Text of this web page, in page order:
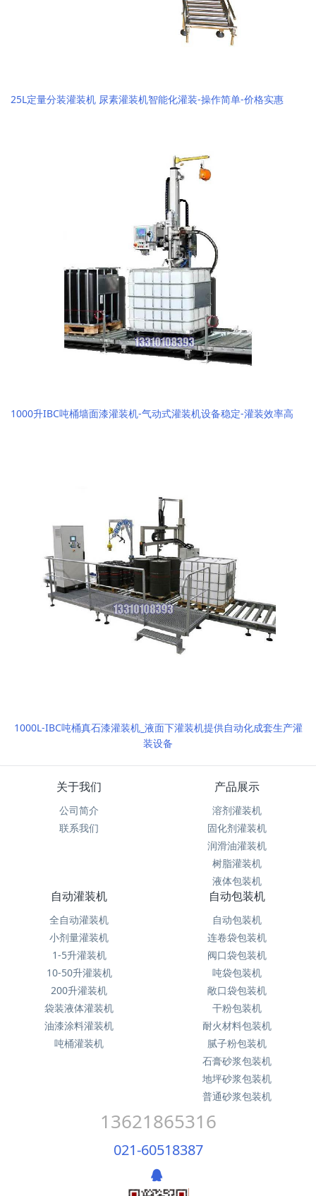
25L定量分装灌装机 尿素灌装机智能化灌装-操作简单-价格实惠
1000升IBC吨桶墙面漆灌装机-气动式灌装机设备稳定-灌装效率高
1000L-IBC吨桶真石漆灌装机_液面下灌装机提供自动化成套生产灌
装设备
关于我们
公司简介
联系我们
产品展示
溶剂灌装机
固化剂灌装机
润滑油灌装机
树脂灌装机
液体包装机
自动灌装机
全自动灌装机
小剂量灌装机
1-5升灌装机
10-50升灌装机
200升灌装机
袋装液体灌装机
油漆涂料灌装机
吨桶灌装机
自动包装机
自动包装机
连卷袋包装机
阀口袋包装机
吨袋包装机
敞口袋包装机
干粉包装机
耐火材料包装机
腻子粉包装机
石膏砂浆包装机
地坪砂浆包装机
普通砂浆包装机
13621865316
021-60518387